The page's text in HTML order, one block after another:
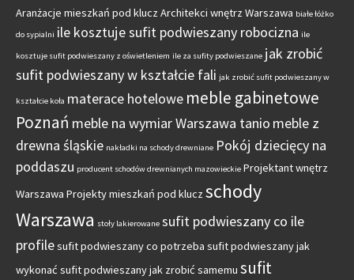
Aranżacje mieszkań pod klucz Architekci wnętrz Warszawa białe łóżko
do sypialni ile kosztuje sufit podwieszany robocizna ile
kosztuje sufit podwieszany z oświetleniem ile za sufity podwieszane jak zrobić
sufit podwieszany w kształcie fali jak zrobić sufit podwieszany w
kształcie koła materace hotelowe meble gabinetowe
Poznań meble na wymiar Warszawa tanio meble z
drewna śląskie nakładki na schody drewniane Pokój dziecięcy na
poddaszu producent schodów drewnianych mazowieckie Projektant wnętrz
Warszawa Projekty mieszkań pod klucz schody
Warszawa stoły lakierowane sufit podwieszany co ile
profilesufit podwieszany co potrzeba sufit podwieszany jak
wykonać sufit podwieszany jak zrobić samemu sufit